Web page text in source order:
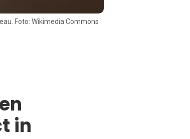
Foto: Wikimedia Commons
in